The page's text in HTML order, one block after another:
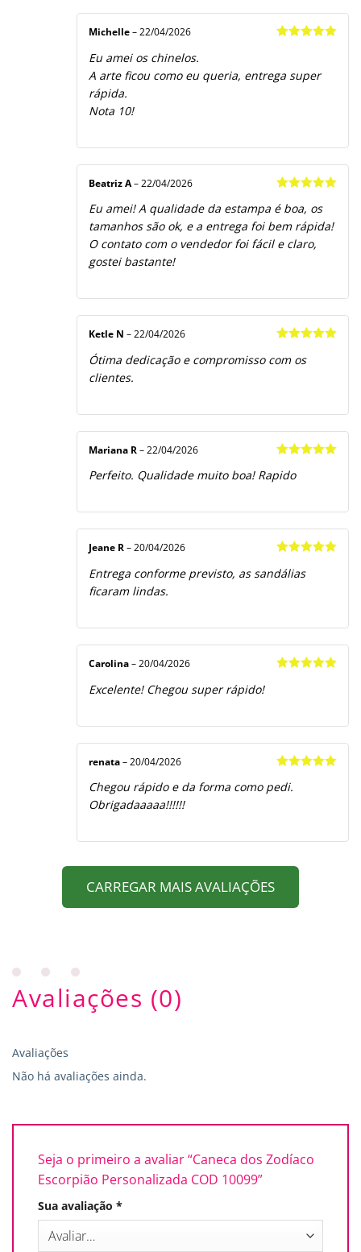
Michelle – 22/04/2026
Eu amei os chinelos.
A arte ficou como eu queria, entrega super
rápida.
Nota 10!
de 5
Beatriz A – 22/04/2026
Eu amei! A qualidade da estampa é boa, os
tamanhos são ok, e a entrega foi bem rápida!
O contato com o vendedor foi fácil e claro,
gostei bastante!
de 5
Ketle N – 22/04/2026
Ótima dedicação e compromisso com os
clientes.
de 5
Mariana R – 22/04/2026
Perfeito. Qualidade muito boa! Rapido
de 5
Jeane R – 20/04/2026
Entrega conforme previsto, as sandálias
ficaram lindas.
Carolina – 20/04/2026
Excelente! Chegou super rápido!
de 5
renata – 20/04/2026
Chegou rápido e da forma como pedi.
Obrigadaaaaa!!!!!!
CARREGAR MAIS AVALIAÇÕES
Avaliações (0)
Avaliações
Não há avaliações ainda.
Seja o primeiro a avaliar “Caneca dos Zodíaco
Escorpião Personalizada COD 10099”
Sua avaliação *